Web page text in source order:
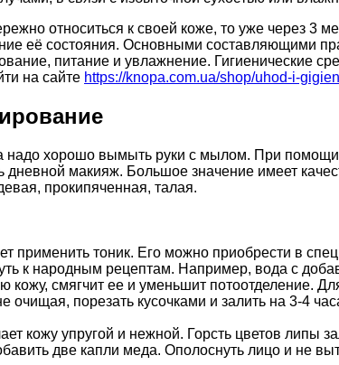
относиться к своей коже, то уже через 3
её состояния. Основными составляющими
питание и увлажнение. Гигиенические
на сайте https://knopa.com.ua/shop/uhod-i-
хорошо вымыть руки с мылом. При помощи
дневной макияж. Большое значение имеет
прокипяченная, талая.
применить тоник. Его можно приобрести в
к народным рецептам. Например, вода с
кожу, смягчит ее и уменьшит потоотделение.
порезать кусочками и залить на 3-4
кожу упругой и нежной. Горсть цветов липы
две капли меда. Ополоснуть лицо и не